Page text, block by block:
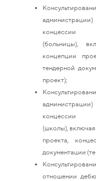
концессии
(больницы),
концепции
тендерной
проект);
концессии
(школы),
проекта,
документации
отношении